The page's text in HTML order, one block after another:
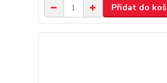
Přidat do